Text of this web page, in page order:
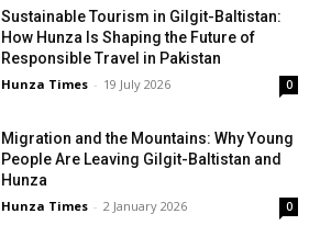
Sustainable Tourism in Gilgit-Baltistan:
How Hunza Is Shaping the Future of
Responsible Travel in Pakistan
Hunza Times - 19 July 2026 0
Migration and the Mountains: Why Young
People Are Leaving Gilgit-Baltistan and
Hunza
Hunza Times - 2 January 2026 0